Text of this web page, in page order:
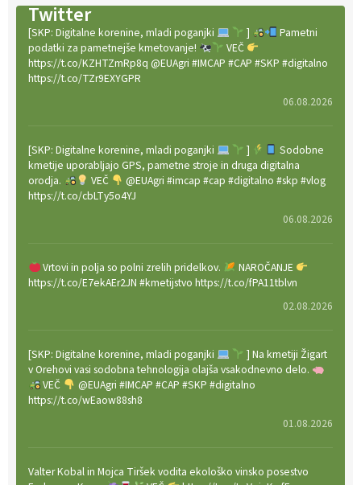
Twitter
[SKP: Digitalne korenine, mladi poganjki ]
Pametni
podatki za pametnejše kmetovanje!
VEČ
https://t.co/KZHTZmRp8q @EUAgri #IMCAP #CAP #SKP #digitalno
https://t.co/TZr9EXYGPR
06.08.2026
[SKP: Digitalne korenine, mladi poganjki ]
Sodobne
kmetije uporabljajo GPS, pametne stroje in druga digitalna
orodja.
VEČ
@EUAgri #imcap #cap #digitalno #skp #vlog
https://t.co/cbLTy5o4YJ
06.08.2026
Vrtovi in polja so polni zrelih pridelkov.
NAROČANJE
https://t.co/E7ekAEr2JN #kmetijstvo https://t.co/fPA11tblvn
02.08.2026
[SKP: Digitalne korenine, mladi poganjki
] Na kmetiji Žigart
v Orehovi vasi sodobna tehnologija olajša vsakodnevno delo.
VEČ
@EUAgri #IMCAP #CAP #SKP #digitalno
https://t.co/wEaow88sh8
01.08.2026
Valter Kobal in Mojca Tiršek vodita ekološko vinsko posestvo